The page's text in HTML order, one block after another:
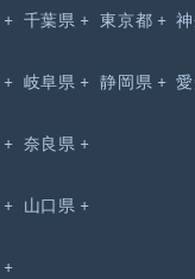
千葉県 東京都
岐阜県 静岡県
奈良県
山口県